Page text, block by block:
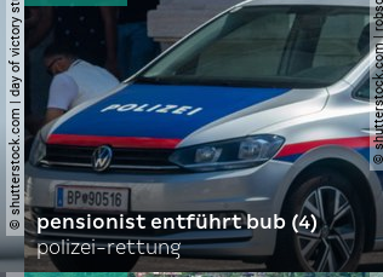
© shutterstock.com | day of victory studio ©
pensionist entführt bub (4)
polizei-rettung